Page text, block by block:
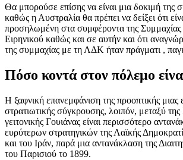
Θα μπορούσε επίσης να είναι μια δοκιμή της
καθώς η Αυστραλία θα πρέπει να δείξει ότι
προσηλωμένη στα συμφέροντα της Συμμαχίας
Ειρηνικού καθώς και σε αυτήν και ότι
της συμμαχίας με τη ΛΔΚ ήταν πράγματι ,
Πόσο κοντά στον πόλεμο
Η ξαφνική επανεμφάνιση της προοπτικής μιας
στρατιωτικής σύγκρουσης, λοιπόν, μεταξύ της
γειτονικής Γουιάνας είναι περισσότερο
ευρύτερων στρατηγικών της Λαϊκής
και του Ιράν, παρά μια αντανάκλαση της
του Παρισιού το 1899.